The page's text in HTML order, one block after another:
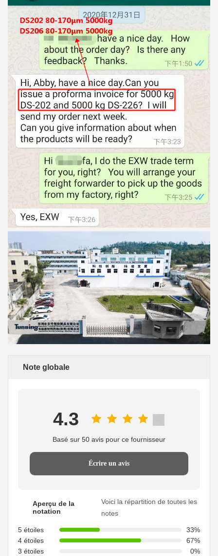
Note globale
4.3
Basé sur 50 avis pour ce fournisseur
Écrire un avis
Aperçu de la
notation
Voici la répartition de toutes les
notes
5 étoiles
33%
4 étoiles
67%
3 étoiles
0%